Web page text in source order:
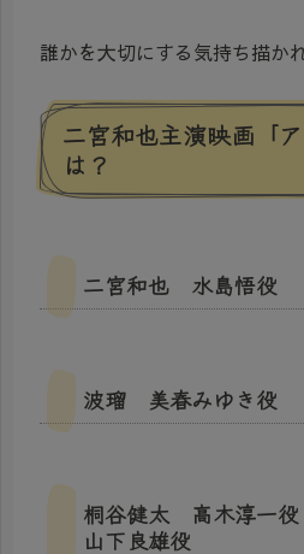
誰かを大切にする気持ち描か
二宮和也主演映画「
は？
二宮和也 水島悟役
波瑠 美春みゆき役
桐谷健太 高木淳一
山下良雄役